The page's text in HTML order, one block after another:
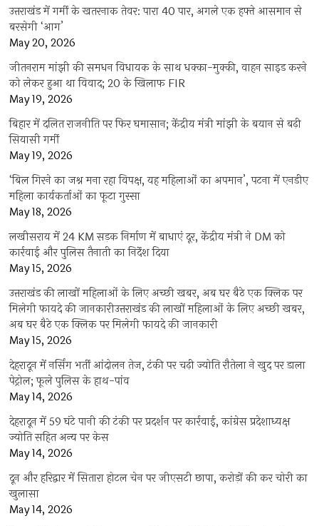
उत्तराखंड में गर्मी के खतरनाक तेवर: पारा 40 पार, अगले एक हफ्ते आसमान से
बरसेगी ‘आग’
May 20, 2026
जीतनराम मांझी की समधन विधायक के साथ धक्का-मुक्की, वाहन साइड करने
को लेकर हुआ था विवाद; 20 के खिलाफ FIR
May 19, 2026
बिहार में दलित राजनीति पर फिर घमासान; केंद्रीय मंत्री मांझी के बयान से बढ़ी
सियासी गर्मी
May 19, 2026
‘बिल गिरने का जश्न मना रहा विपक्ष, यह महिलाओं का अपमान’, पटना में एनडीए
महिला कार्यकर्ताओं का फूटा गुस्सा
May 18, 2026
लखीसराय में 24 KM सड़क निर्माण में बाधाएं दूर, केंद्रीय मंत्री ने DM को
कार्रवाई और पुलिस तैनाती का निर्देश दिया
May 15, 2026
उत्तराखंड की लाखों महिलाओं के लिए अच्छी खबर, अब घर बैठे एक क्लिक पर
मिलेगी फायदे की जानकारीउत्तराखंड की लाखों महिलाओं के लिए अच्छी खबर,
अब घर बैठे एक क्लिक पर मिलेगी फायदे की जानकारी
May 15, 2026
देहरादून में नर्सिंग भर्ती आंदोलन तेज, टंकी पर चढ़ी ज्योति रौतेला ने खुद पर डाला
पेट्रोल; फूले पुलिस के हाथ-पांव
May 14, 2026
देहरादून में 59 घंटे पानी की टंकी पर प्रदर्शन पर कार्रवाई, कांग्रेस प्रदेशाध्यक्ष
ज्योति सहित अन्य पर केस
May 14, 2026
दून और हरिद्वार में सितारा होटल चेन पर जीएसटी छापा, करोड़ों की कर चोरी का
खुलासा
May 14, 2026